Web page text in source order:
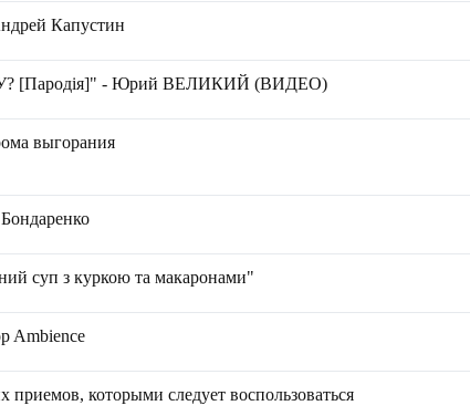
Капустин
[Пародія]" - Юрий ВЕЛИКИЙ (ВИДЕО)
выгорания
суп з куркою та макаронами"
Ambience
приемов, которыми следует воспользоваться